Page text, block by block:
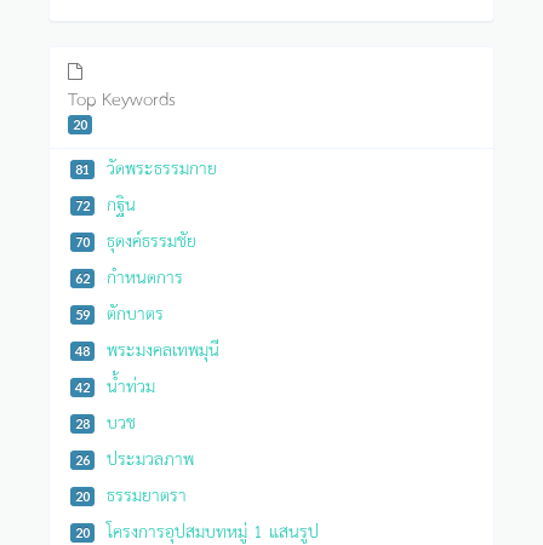
Top Keywords
20
81 วัดพระธรรมกาย
72 กฐิน
70 ธุดงค์ธรรมชัย
62 กำหนดการ
59 ตักบาตร
48 พระมงคลเทพมุนี
42 น้ำท่วม
28 บวช
26 ประมวลภาพ
20 ธรรมยาตรา
20 โครงการอุปสมบทหมู่ 1 แสนรูป